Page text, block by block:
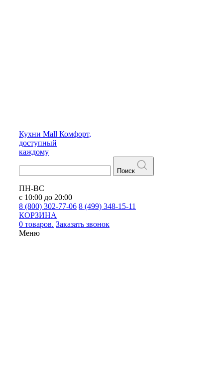
Кухни Mall Комфорт,
доступный
каждому
Поиск
ПН-ВС
с 10:00 до 20:00
8 (800) 302-77-06 8 (499) 348-15-11
КОРЗИНА
0 товаров. Заказать звонок
Меню